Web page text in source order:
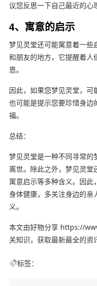
议您反思一下自己最近的心
4、寓意的启示
梦见灵堂还可能寓意着一些
和朋友的地方，它提醒着人
恩。
因此，如果您梦见灵堂，可
也可能是提示您要珍惜身边
福。
总结：
梦见灵堂是一种不同寻常的
离世。除此之外，梦见灵堂
寓意启示等多种含义。因
身体健康，多关注身边的
义。
本文由好物分享 https://
关知识，获取最新最全的资
标签：